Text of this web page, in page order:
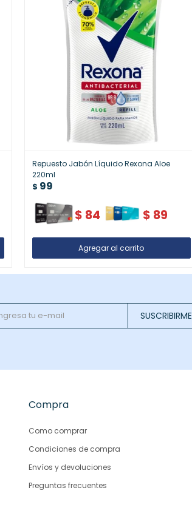
Repuesto Jabón Líquido Rexona Aloe
220ml
$ 99
$ 84 $ 89
SUSCRIBIRME
Compra
Como comprar
Condiciones de compra
Envíos y devoluciones
Preguntas frecuentes